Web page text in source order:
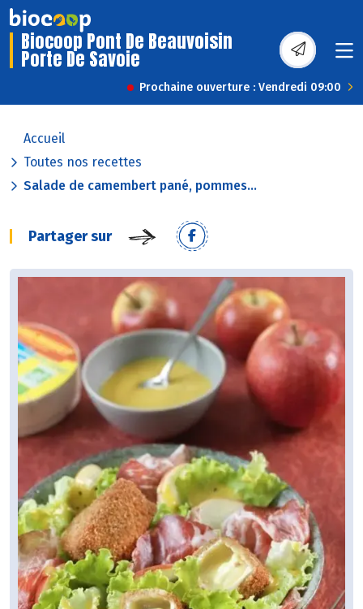
Biocoop Pont De Beauvoisin
Porte De Savoie
Prochaine ouverture : Vendredi 09:00
Accueil
Toutes nos recettes
Salade de camembert pané, pommes...
Partager sur